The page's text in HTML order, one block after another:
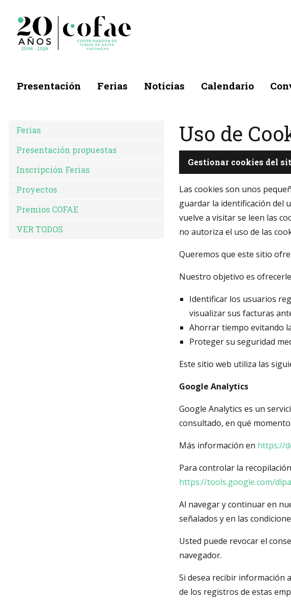
Presentación Ferias Noticias Calendario
Uso de
Gestionar cookies del
Las cookies son unos
guardar la identificación del
vuelve a visitar se leen las
no autoriza el uso de las
Queremos que este sitio
Nuestro objetivo es
Identificar los usuarios
visualizar sus facturas
Ahorrar tiempo evitando
Proteger su seguridad
Este sitio web utiliza las
Google Analytics
Google Analytics es un
consultado, en qué
Más información en https://
Para controlar la
https://tools.google.com/
Al navegar y continuar en
señalados y en las
Usted puede revocar el
navegador.
Si desea recibir información
de los registros de estas
Ferias
Presentación propuestas
Inscripción Ferias
Proyectos
Premios COFAE
VER TODOS